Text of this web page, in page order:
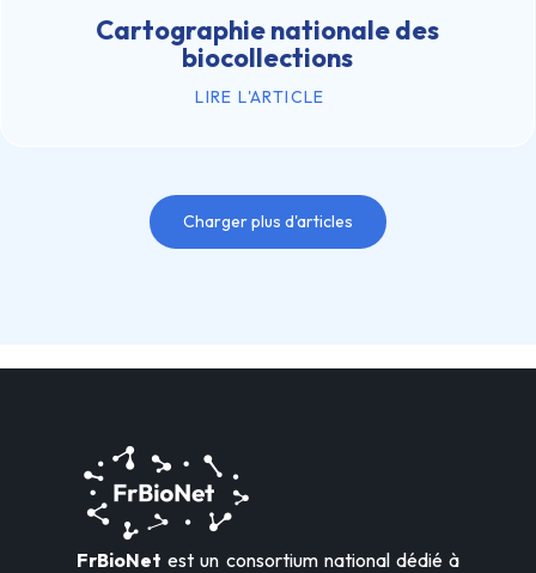
Cartographie nationale des
biocollections
LIRE L'ARTICLE
Charger plus d'articles
FrBioNet est un consortium national dédié à